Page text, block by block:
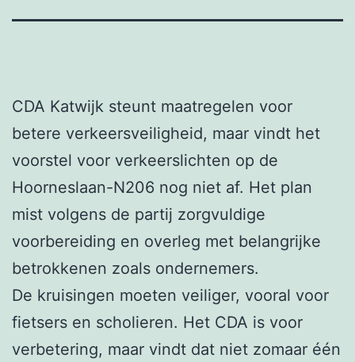
CDA Katwijk steunt maatregelen voor
betere verkeersveiligheid, maar vindt het
voorstel voor verkeerslichten op de
Hoorneslaan-N206 nog niet af. Het plan
mist volgens de partij zorgvuldige
voorbereiding en overleg met belangrijke
betrokkenen zoals ondernemers.
De kruisingen moeten veiliger, vooral voor
fietsers en scholieren. Het CDA is voor
verbetering, maar vindt dat niet zomaar één